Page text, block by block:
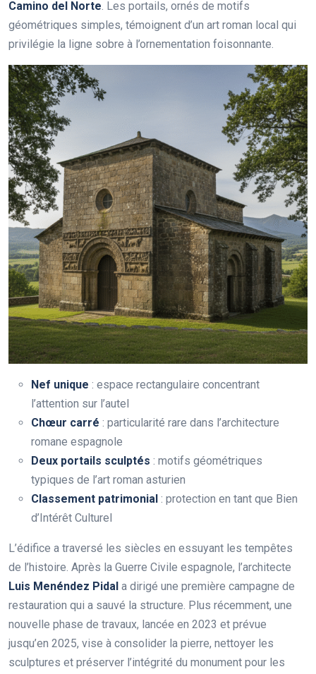
Camino del Norte. Les portails, ornés de motifs
géométriques simples, témoignent d’un art roman local qui
privilégie la ligne sobre à l’ornementation foisonnante.
Nef unique : espace rectangulaire concentrant
l’attention sur l’autel
Chœur carré : particularité rare dans l’architecture
romane espagnole
Deux portails sculptés : motifs géométriques
typiques de l’art roman asturien
Classement patrimonial : protection en tant que Bien
d’Intérêt Culturel
L’édifice a traversé les siècles en essuyant les tempêtes
de l’histoire. Après la Guerre Civile espagnole, l’architecte
Luis Menéndez Pidal a dirigé une première campagne de
restauration qui a sauvé la structure. Plus récemment, une
nouvelle phase de travaux, lancée en 2023 et prévue
jusqu’en 2025, vise à consolider la pierre, nettoyer les
sculptures et préserver l’intégrité du monument pour les